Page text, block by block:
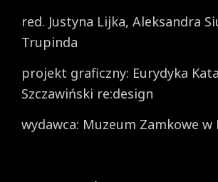
red. Justyna Lijka, Aleksandra
Trupinda
projekt graficzny: Eurydyka
Szczawiński re:design
wydawca: Muzeum Zamkowe